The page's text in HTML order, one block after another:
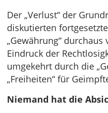
Der „Verlust“ der
diskutierten
„Gewährung“
Eindruck der
umgekehrt durch die
„Freiheiten“ für
Niemand hat die